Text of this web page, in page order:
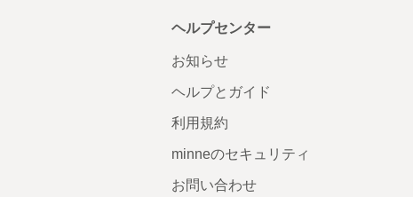
ヘルプセンター
お知らせ
ヘルプとガイド
利用規約
minneのセキュリティ
お問い合わせ